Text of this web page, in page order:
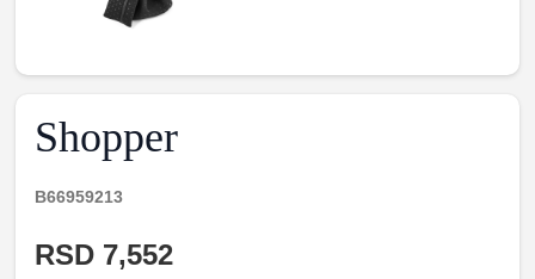
Shopper
B66959213
RSD 7,552